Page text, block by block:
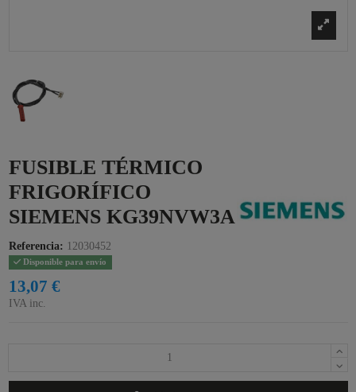
FUSIBLE TÉRMICO
FRIGORÍFICO
SIEMENS KG39NVW3A
Referencia: 12030452
Disponible para envío
13,07 €
IVA inc.